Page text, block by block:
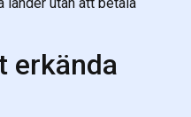
erkända